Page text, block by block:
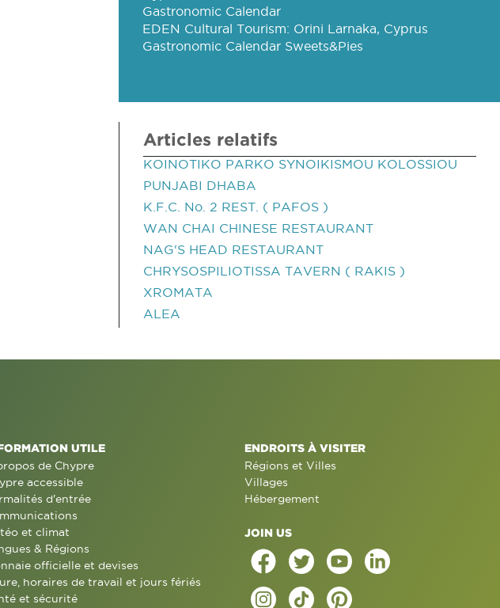
Gastronomic Calendar
EDEN Cultural Tourism: Orini Larnaka, Cyprus
Gastronomic Calendar Sweets&Pies
Articles relatifs
KOINOTIKO PARKO SYNOIKISMOU KOLOSSIOU
PUNJABI DHABA
K.F.C. No. 2 REST. ( PAFOS )
WAN CHAI CHINESE RESTAURANT
NAG'S HEAD RESTAURANT
CHRYSOSPILIOTISSA TAVERN ( RAKIS )
XROMATA
ALEA
UTILE
de Chypre
accessible
d'entrée
et climat
& Régions
officielle et devises
horaires de travail et jours fériés
et sécurité
ENDROITS À VISITER
Régions et Villes
Villages
Hébergement
JOIN US